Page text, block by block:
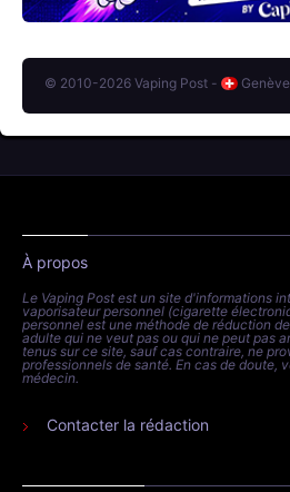
© 2010-2026 Vaping Post -
À propos
Le Vaping Post est un site d'informations
vaporisateur personnel (cigarette
personnel est une méthode de réduction
adulte qui ne veut pas ou qui ne peut pas
tenus sur ce site, sauf cas contraire, ne
professionnels de santé. En cas de doute,
médecin.
Contacter la rédaction